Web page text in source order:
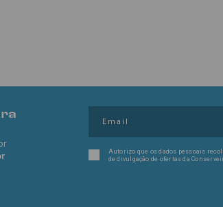
Autorizo que os dados pessoais
de divulgação de ofertas da